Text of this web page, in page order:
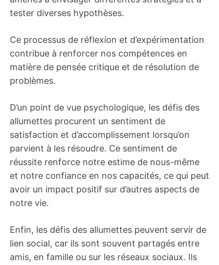
tester diverses hypothèses.
Ce processus de réflexion et d’expérimentation
contribue à renforcer nos compétences en
matière de pensée critique et de résolution de
problèmes.
D’un point de vue psychologique, les défis des
allumettes procurent un sentiment de
satisfaction et d’accomplissement lorsqu’on
parvient à les résoudre. Ce sentiment de
réussite renforce notre estime de nous-même
et notre confiance en nos capacités, ce qui peut
avoir un impact positif sur d’autres aspects de
notre vie.
Enfin, les défis des allumettes peuvent servir de
lien social, car ils sont souvent partagés entre
amis, en famille ou sur les réseaux sociaux. Ils